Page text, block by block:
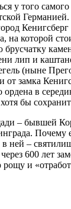
у того
на которой
лип и
(ныне
от замка
ордена в
бы
– бывшей
Почему
в ней –
600 лет
и